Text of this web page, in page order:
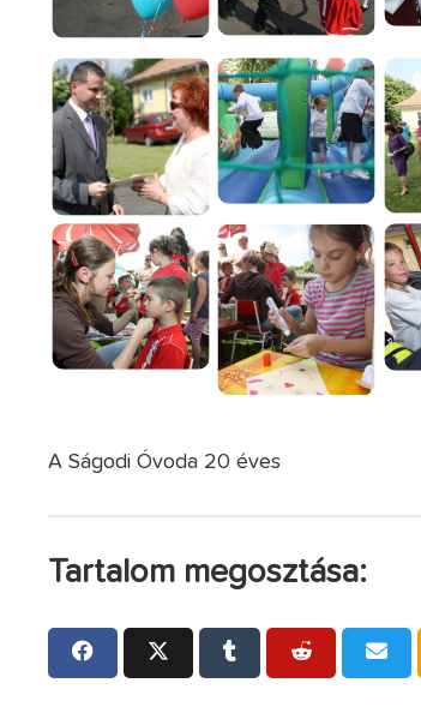
A Ságodi Óvoda 20 éves
Tartalom megosztása: